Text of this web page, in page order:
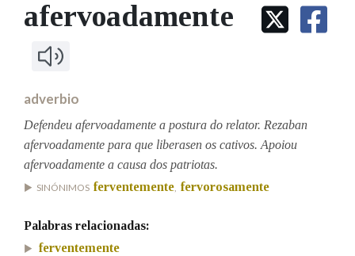
IDENTIDADE CORPORATIVA
MARCIAL DEL ADALID
FIGURAS HOMENAXEADAS
PORTAL DAS PALABRAS
Facebook
TwitterYoutubeInstagram
Bluesky
BUSCAR NOS LEMAS
Comeza por
Contén
BUSCAR NO CONTIDO
afervoadamente
adverbio
Defendeu afervoadamente a postura do relator. Rezaban
afervoadamente para que liberasen os cativos. Apoiou
afervoadamente a causa dos patriotas.
SINÓNIMOS ferventemente, fervorosamente
Palabras relacionadas:
ferventemente